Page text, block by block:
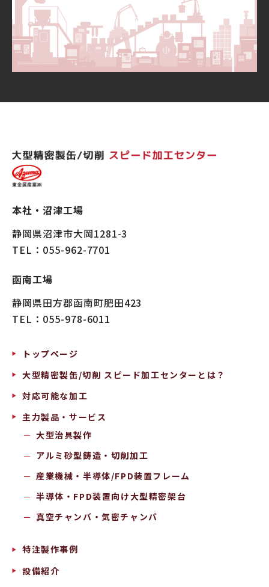
本社・沼津工場
静岡県沼津市大岡1281-3
TEL ：055-962-7701
函南工場
静岡県田方郡函南町肥田423
TEL ：055-978-6011
トップページ
大型精密製缶/切削 スピード加工センターとは？
対応可能な加工
主力製品・サービス
大型治具製作
アルミ砂型鋳造・切削加工
産業機械・半導体/FPD装置フレーム
半導体・FPD装置向け大型精密架台
真空チャンバ・気密チャンバ
特注製作事例
設備紹介